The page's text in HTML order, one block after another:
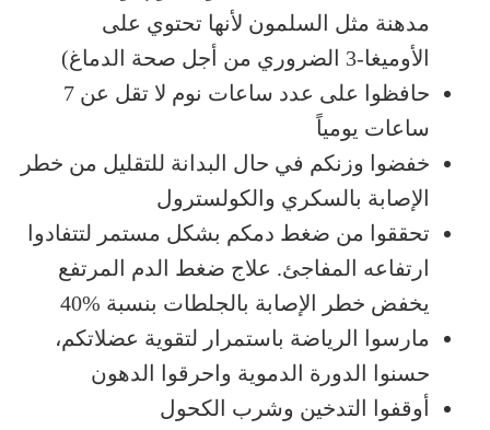
مدهنة مثل السلمون لأنها تحتوي على
الأوميغا-3 الضروري من أجل صحة الدماغ)
حافظوا على عدد ساعات نوم لا تقل عن 7
ساعات يومياً
خفضوا وزنكم في حال البدانة للتقليل من خطر
الإصابة بالسكري والكولسترول
تحققوا من ضغط دمكم بشكل مستمر لتتفادوا
ارتفاعه المفاجئ. علاج ضغط الدم المرتفع
يخفض خطر الإصابة بالجلطات بنسبة %40
مارسوا الرياضة باستمرار لتقوية عضلاتكم،
حسنوا الدورة الدموية واحرقوا الدهون
أوقفوا التدخين وشرب الكحول